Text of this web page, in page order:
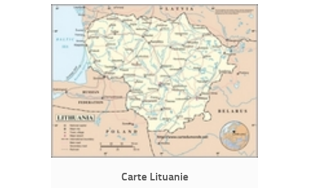
Carte Lituanie